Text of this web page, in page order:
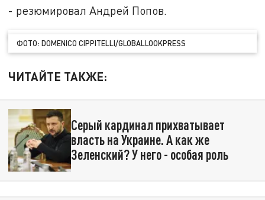
- резюмировал Андрей Попов.
ФОТО: DOMENICO CIPPITELLI/GLOBALLOOKPRESS
ЧИТАЙТЕ ТАКЖЕ:
Серый кардинал прихватывает
власть на Украине. А как же
Зеленский? У него - особая роль